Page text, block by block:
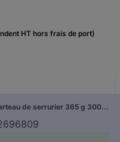
HT hors frais de port)
KS Tools 142.1030 142.1030 Marteau de serrurier 365 g 300 mm 1 pc(s)